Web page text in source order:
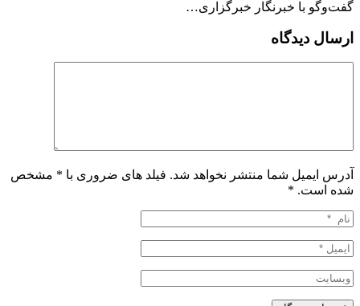
گفت‌وگو با خبرنگار خبرگزاری…
ارسال دیدگاه
آدرس ایمیل شما منتشر نخواهد شد. فیلد های ضروری با * مشخص
شده است. *